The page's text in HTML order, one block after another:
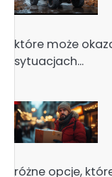
które może
sytuacjach…
różne opcje,